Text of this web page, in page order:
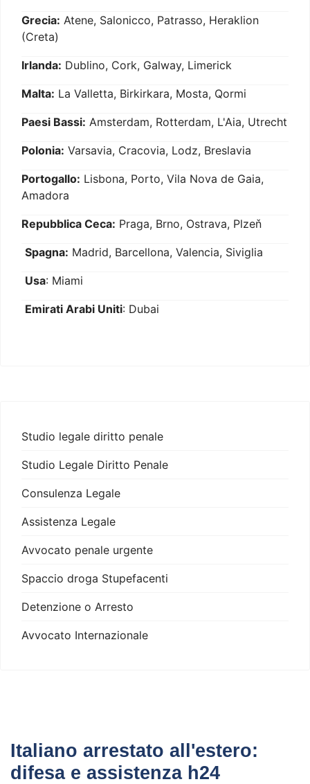
Grecia: Atene, Salonicco, Patrasso, Heraklion
(Creta)
Irlanda: Dublino, Cork, Galway, Limerick
Malta: La Valletta, Birkirkara, Mosta, Qormi
Paesi Bassi: Amsterdam, Rotterdam, L'Aia, Utrecht
Polonia: Varsavia, Cracovia, Lodz, Breslavia
Portogallo: Lisbona, Porto, Vila Nova de Gaia,
Amadora
Repubblica Ceca: Praga, Brno, Ostrava, Plzeň
Spagna: Madrid, Barcellona, Valencia, Siviglia
Usa: Miami
Emirati Arabi Uniti: Dubai
Studio legale diritto penale
Studio Legale Diritto Penale
Consulenza Legale
Assistenza Legale
Avvocato penale urgente
Spaccio droga Stupefacenti
Detenzione o Arresto
Avvocato Internazionale
Italiano arrestato all'estero:
difesa e assistenza h24